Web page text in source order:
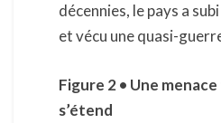
décennies, le pays a
et vécu une quasi-
Figure 2 • Une
s’étend